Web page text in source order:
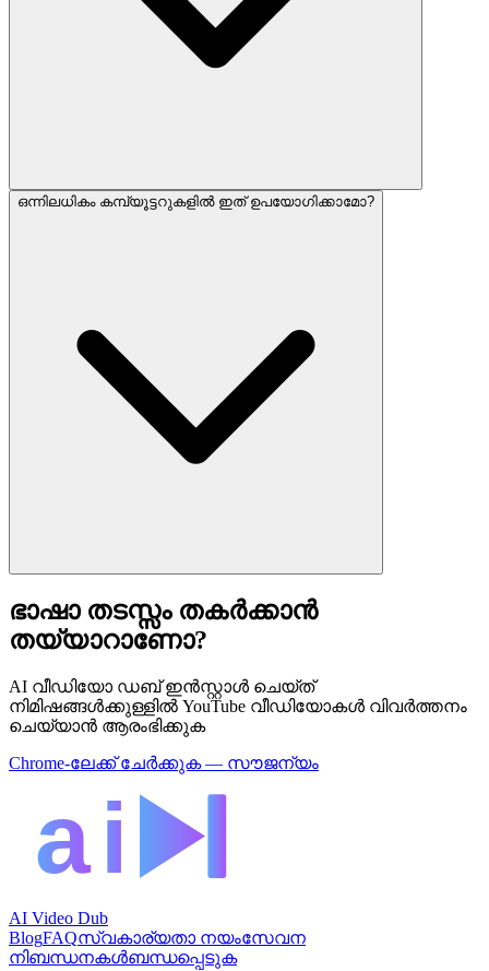
ഒന്നിലധികം കമ്പ്യൂട്ടറുകളിൽ ഇത് ഉപയോഗിക്കാമോ?
ഭാഷാ തടസ്സം തകർക്കാൻ
തയ്യാറാണോ?
AI വീഡിയോ ഡബ് ഇൻസ്റ്റാൾ ചെയ്ത്
നിമിഷങ്ങൾക്കുള്ളിൽ YouTube വീഡിയോകൾ വിവർത്തനം
ചെയ്യാൻ ആരംഭിക്കുക
Chrome-ലേക്ക് ചേർക്കുക — സൗജന്യം
AI Video Dub
BlogFAQസ്വകാര്യതാ നയംസേവന
നിബന്ധനകൾബന്ധപ്പെടുക